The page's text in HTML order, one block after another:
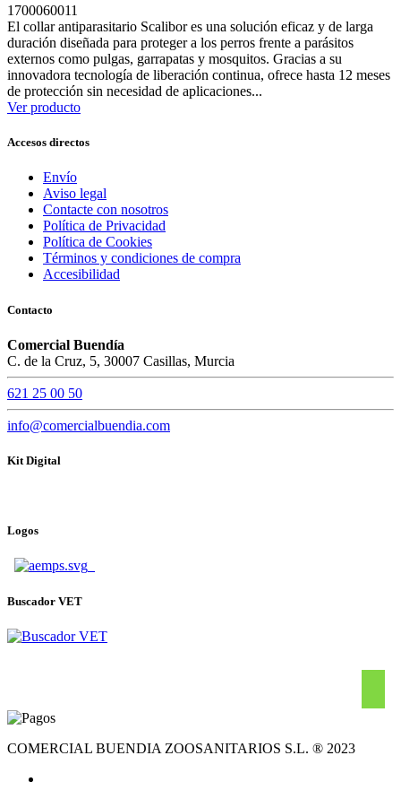
1700060011
El collar antiparasitario Scalibor es una solución eficaz y de larga
duración diseñada para proteger a los perros frente a parásitos
externos como pulgas, garrapatas y mosquitos. Gracias a su
innovadora tecnología de liberación continua, ofrece hasta 12 meses
de protección sin necesidad de aplicaciones...
Ver producto
Accesos directos
Envío
Aviso legal
Contacte con nosotros
Política de Privacidad
Política de Cookies
Términos y condiciones de compra
Accesibilidad
Contacto
Comercial Buendía
C. de la Cruz, 5, 30007 Casillas, Murcia
621 25 00 50
info@comercialbuendia.com
Kit Digital
Logos
Buscador VET
COMERCIAL BUENDIA ZOOSANITARIOS S.L. ® 2023